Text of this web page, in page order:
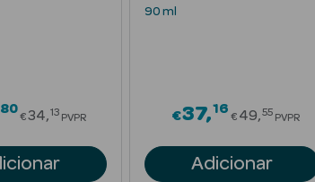
80Price reduced from
€34 13 PVPR
Queda e Crescimento
90 ml
€37 16Price
€ 49 55 PVPR
Adicionar